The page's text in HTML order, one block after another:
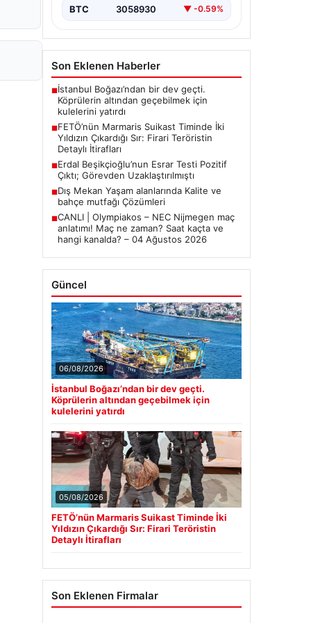
bırakmıyor. Bu girişimin…
BTC 3058930 ▼ -0.59%
Son Eklenen Haberler
■İstanbul Boğazı’ndan bir dev geçti.
Köprülerin altından geçebilmek için
kulelerini yatırdı
■FETÖ’nün Marmaris Suikast Timinde İki
Yıldızın Çıkardığı Sır: Firari Teröristin
Detaylı İtirafları
■Erdal Beşikçioğlu’nun Esrar Testi Pozitif
Çıktı; Görevden Uzaklaştırılmıştı
■Dış Mekan Yaşam alanlarında Kalite ve
bahçe mutfağı Çözümleri
■CANLI | Olympiakos – NEC Nijmegen maç
anlatımı! Maç ne zaman? Saat kaçta ve
hangi kanalda? – 04 Ağustos 2026
Güncel
06/08/2026
İstanbul Boğazı’ndan bir dev geçti.
Köprülerin altından geçebilmek için
kulelerini yatırdı
05/08/2026
FETÖ’nün Marmaris Suikast Timinde İki
Yıldızın Çıkardığı Sır: Firari Teröristin
Detaylı İtirafları
Son Eklenen Firmalar